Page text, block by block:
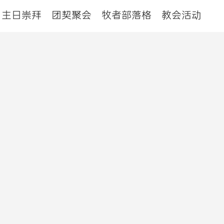
主日崇拜 团契聚会 牧者部落格 教会活动